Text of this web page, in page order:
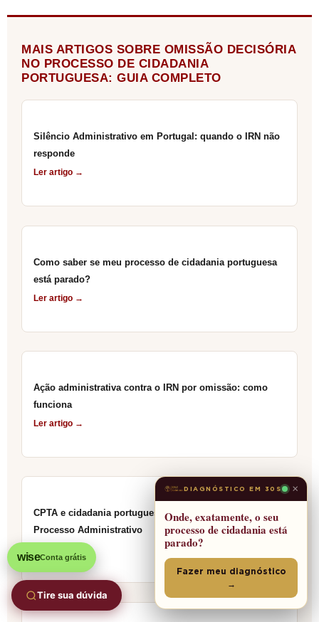
MAIS ARTIGOS SOBRE OMISSÃO DECISÓRIA
NO PROCESSO DE CIDADANIA
PORTUGUESA: GUIA COMPLETO
Silêncio Administrativo em Portugal: quando o IRN não
responde
Ler artigo →
Como saber se meu processo de cidadania portuguesa
está parado?
Ler artigo →
Ação administrativa contra o IRN por omissão: como
funciona
Ler artigo →
CPTA e cidadania portuguesa: guia do Código de
Processo Administrativo
DIAGNÓSTICO EM 30S ×
Onde, exatamente, o seu
processo de cidadania está
parado?
Fazer meu diagnóstico
→
wiseConta grátis
Tire sua dúvida